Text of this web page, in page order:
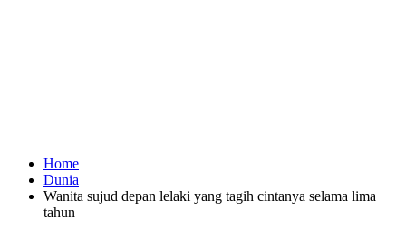
Home
Dunia
Wanita sujud depan lelaki yang tagih cintanya selama lima
tahun